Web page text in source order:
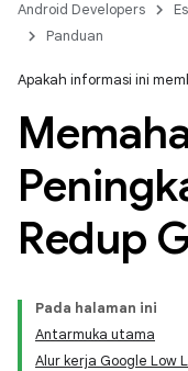
Android Developers
Panduan
Apakah informasi ini
Redup
Pada halaman ini
Antarmuka utama
Alur kerja Google Low